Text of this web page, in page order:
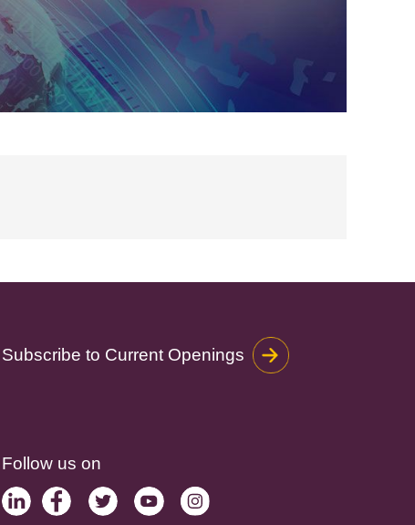
Subscribe to Current Openings
Follow us on